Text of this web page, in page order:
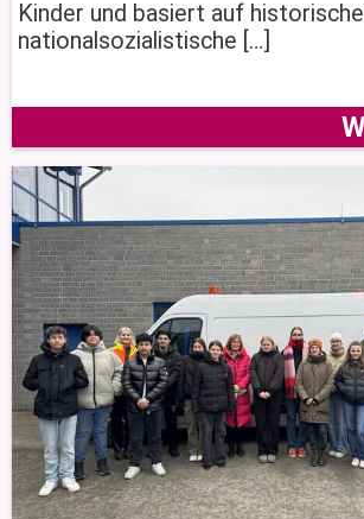
Kinder und basiert auf
nationalsozialistische […]